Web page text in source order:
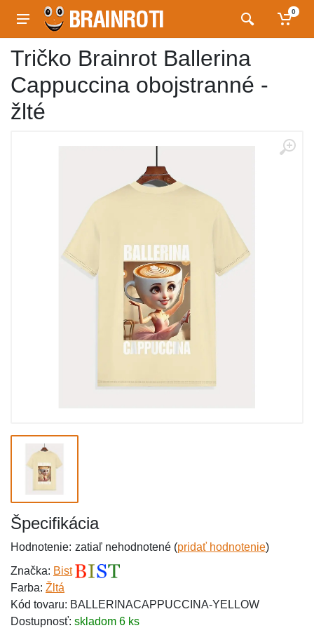
0
Tričko Brainrot Ballerina
Cappuccina obojstranné -
žlté
Špecifikácia
Hodnotenie: zatiaľ nehodnotené (pridať hodnotenie)
Značka: Bist
Farba: Žltá
Kód tovaru: BALLERINACAPPUCCINA-YELLOW
Dostupnosť: skladom 6 ks